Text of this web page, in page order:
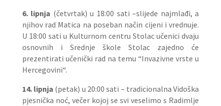
6. lipnja (četvrtak) u 18:00 sati –slijede najmlađi, a
njihov rad Matica na poseban način cijeni i vrednuje.
U 18:00 sati u Kulturnom centru Stolac učenici dvaju
osnovnih i Srednje škole Stolac zajedno će
prezentirati učenički rad na temu “Invazivne vrste u
Hercegovini“.
14. lipnja (petak) u 20:00 sati – tradicionalna Vidoška
pjesnička noć, večer kojoj se svi veselimo s Radimlje